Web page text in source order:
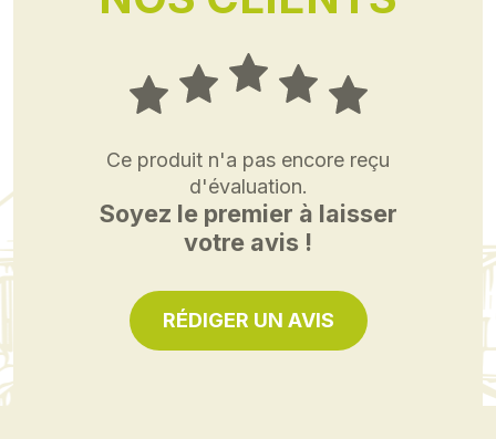
Ce produit n'a pas encore reçu
d'évaluation.
Soyez le premier à laisser
votre avis !
RÉDIGER UN AVIS